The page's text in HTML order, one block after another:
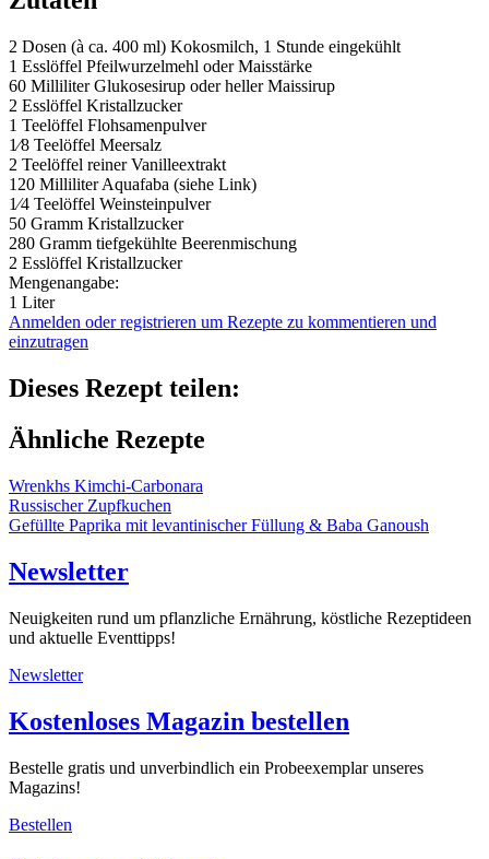
2 Dosen (à ca. 400 ml) Kokosmilch, 1 Stunde eingekühlt
1 Esslöffel Pfeilwurzelmehl oder Maisstärke
60 Milliliter Glukosesirup oder heller Maissirup
2 Esslöffel Kristallzucker
1 Teelöffel Flohsamenpulver
1⁄8 Teelöffel Meersalz
2 Teelöffel reiner Vanilleextrakt
120 Milliliter Aquafaba (siehe Link)
1⁄4 Teelöffel Weinsteinpulver
50 Gramm Kristallzucker
280 Gramm tiefgekühlte Beerenmischung
2 Esslöffel Kristallzucker
Mengenangabe:
1 Liter
Anmelden oder registrieren um Rezepte zu kommentieren und
einzutragen
Dieses Rezept teilen:
Ähnliche Rezepte
Wrenkhs Kimchi-Carbonara
Russischer Zupfkuchen
Gefüllte Paprika mit levantinischer Füllung & Baba Ganoush
Newsletter
Neuigkeiten rund um pflanzliche Ernährung, köstliche Rezeptideen
und aktuelle Eventtipps!
Newsletter
Kostenloses Magazin bestellen
Bestelle gratis und unverbindlich ein Probeexemplar unseres
Magazins!
Bestellen